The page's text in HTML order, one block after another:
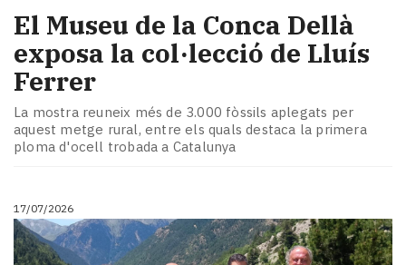
El Museu de la Conca Dellà
exposa la col·lecció de Lluís
Ferrer
La mostra reuneix més de 3.000 fòssils aplegats per
aquest metge rural, entre els quals destaca la primera
ploma d'ocell trobada a Catalunya
17/07/2026